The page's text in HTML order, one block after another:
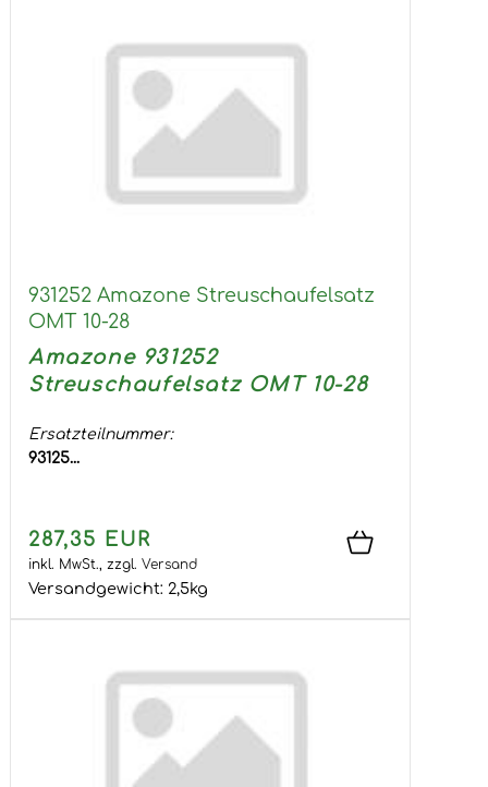
931252 Amazone Streuschaufelsatz
OMT 10-28
Amazone 931252
Streuschaufelsatz OMT 10-28
Ersatzteilnummer:
93125...
287,35 EUR
inkl. MwSt., zzgl. Versand
Versandgewicht: 2,5kg